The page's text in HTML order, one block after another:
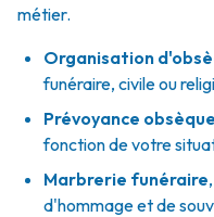
métier.
Organisation
funéraire, civile ou
Prévoyance
fonction de votre
Marbrerie funéraire,
d'hommage et de